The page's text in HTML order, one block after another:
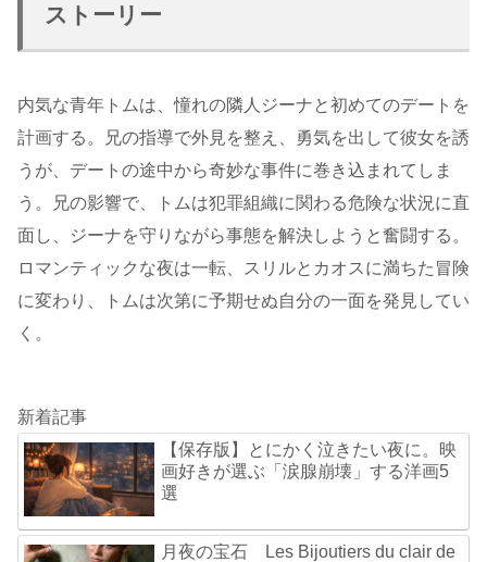
ストーリー
内気な青年トムは、憧れの隣人ジーナと初めてのデートを
計画する。兄の指導で外見を整え、勇気を出して彼女を誘
うが、デートの途中から奇妙な事件に巻き込まれてしま
う。兄の影響で、トムは犯罪組織に関わる危険な状況に直
面し、ジーナを守りながら事態を解決しようと奮闘する。
ロマンティックな夜は一転、スリルとカオスに満ちた冒険
に変わり、トムは次第に予期せぬ自分の一面を発見してい
く。
新着記事
【保存版】とにかく泣きたい夜に。映
画好きが選ぶ「涙腺崩壊」する洋画5
選
月夜の宝石 Les Bijoutiers du clair de